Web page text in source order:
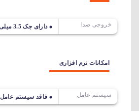
خروجی صدا دارای جک 3.5 میلی متری هدفون
امکانات نرم افزاری
سیستم عامل فاقد سیستم عامل